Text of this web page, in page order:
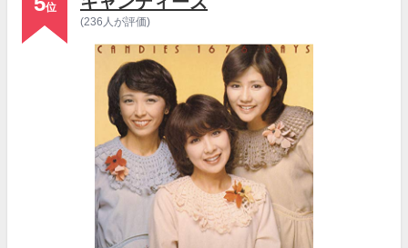
位
(236人が評価)